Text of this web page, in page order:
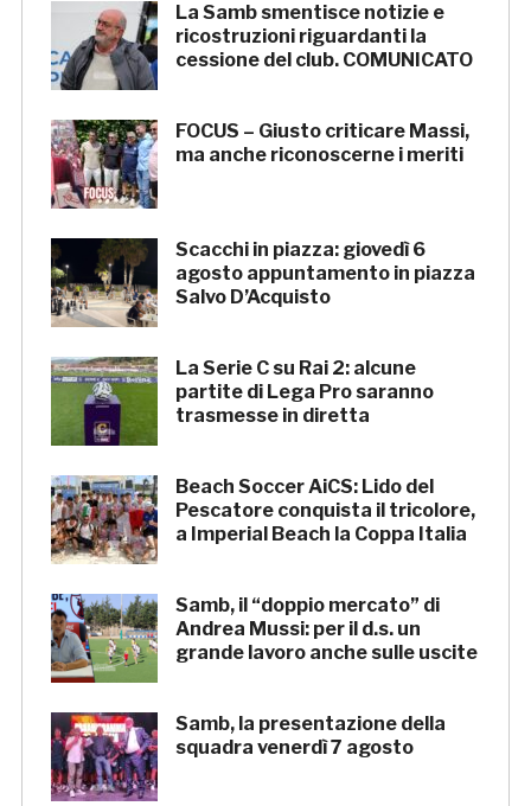
La Samb smentisce notizie e
ricostruzioni riguardanti la
cessione del club. COMUNICATO
FOCUS – Giusto criticare Massi,
ma anche riconoscerne i meriti
Scacchi in piazza: giovedì 6
agosto appuntamento in piazza
Salvo D’Acquisto
La Serie C su Rai 2: alcune
partite di Lega Pro saranno
trasmesse in diretta
Beach Soccer AiCS: Lido del
Pescatore conquista il tricolore,
a Imperial Beach la Coppa Italia
Samb, il “doppio mercato” di
Andrea Mussi: per il d.s. un
grande lavoro anche sulle uscite
Samb, la presentazione della
squadra venerdì 7 agosto